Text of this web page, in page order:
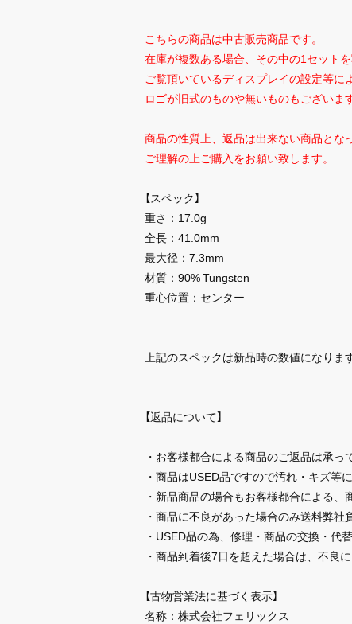
こちらの商品は中古販売商品です。
在庫が複数ある場合、その中の1セット
ご覧頂いているディスプレイの設定等に
ロゴが旧式のものや無いものもございま
商品の性質上、返品は出来ない商品とな
ご理解の上ご購入をお願い致します。
【スペック】
重さ：17.0g
全長：41.0mm
最大径：7.3mm
材質：90% Tungsten
重心位置：センター
上記のスペックは新品時の数値になります
【返品について】
・お客様都合による商品のご返品は承っ
・商品はUSED品ですので汚れ・キズ等
・新品商品の場合もお客様都合による、
・商品に不良があった場合のみ送料弊社
・USED品の為、修理・商品の交換・代
・商品到着後7日を超えた場合は、不良
【古物営業法に基づく表示】
名称：株式会社フェリックス